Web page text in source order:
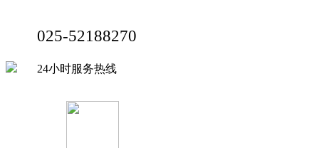
025-52188270
24小时服务热线